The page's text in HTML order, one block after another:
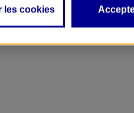
les cookies